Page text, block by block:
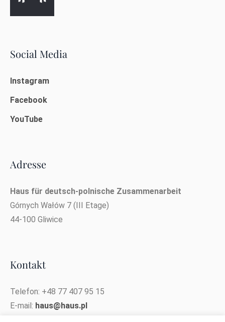
Social Media
Instagram
Facebook
YouTube
Adresse
Haus für deutsch-polnische Zusammenarbeit
Górnych Wałów 7 (III Etage)
44-100 Gliwice
Kontakt
Telefon: +48 77 407 95 15
E-mail: haus@haus.pl